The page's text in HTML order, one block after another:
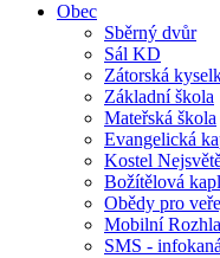
Obec
Sběrný dvůr
Sál KD
Zátorská
Základní škola
Mateřská škola
Evangelická
Kostel
Božítělová
Obědy pro
Mobilní
SMS -